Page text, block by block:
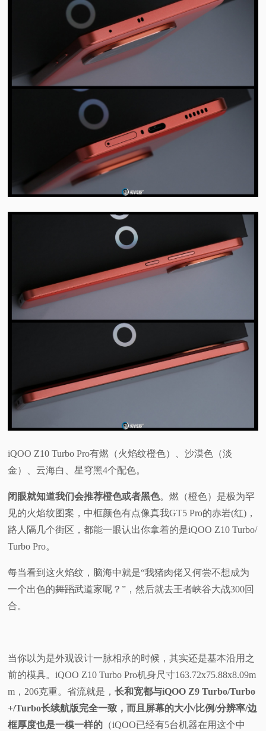
iQOO Z10 Turbo Pro有燃（火焰纹橙色）、沙漠色（淡
金）、云海白、星穹黑4个配色。
闭眼就知道我们会推荐橙色或者黑色。燃（橙色）是极为罕
见的火焰纹图案，中框颜色有点像真我GT5 Pro的赤岩(红)，
路人隔几个街区，都能一眼认出你拿着的是iQOO Z10 Turbo/
Turbo Pro。
每当看到这火焰纹，脑海中就是“我猪肉佬又何尝不想成为
一个出色的舞蹈武道家呢？”，然后就去王者峡谷大战300回
合。
当你以为是外观设计一脉相承的时候，其实还是基本沿用之
前的模具。iQOO Z10 Turbo Pro机身尺寸163.72x75.88x8.09m
m，206克重。省流就是，长和宽都与iQOO Z9 Turbo/Turbo
+/Turbo长续航版完全一致，而且屏幕的大小/比例/分辨率/边
框厚度也是一模一样的 （iQOO已经有5台机器在用这个中